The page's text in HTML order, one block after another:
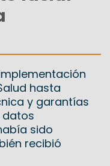
hasta
y garantías
datos
sido
recibió